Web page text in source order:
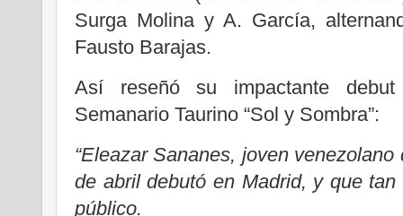
Surga Molina y A. García,
Fausto Barajas.
Así reseñó su impactante
Semanario Taurino “Sol y Sombra”:
“Eleazar Sananes, joven
de abril debutó en Madrid, y que
público.